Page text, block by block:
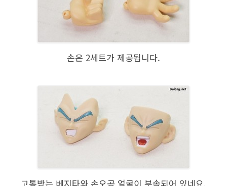
손은 2세트가 제공됩니다.
고통받는 베지타와 손오공 얼굴이 부속되어 있네요.